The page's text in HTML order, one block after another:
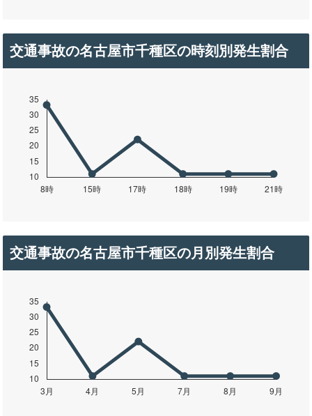
交通事故の名古屋市千種区の時刻別発生割合
交通事故の名古屋市千種区の月別発生割合